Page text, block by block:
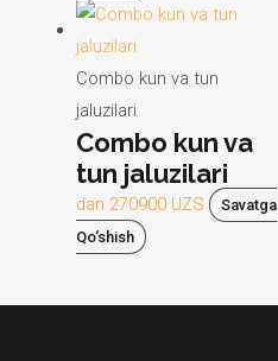
Combo kun va tun
jaluzilari
Combo kun va
tun jaluzilari
dan 270900 UZS
Savatga
Qo‘shish